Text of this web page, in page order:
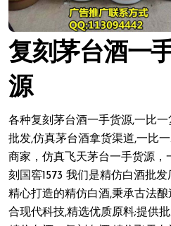
复刻茅台酒一
源
各种复刻茅台酒一手货源,一比一
批发,仿真茅台酒拿货渠道,一比
商家，仿真飞天茅台一手货源，
刻国窖1573 我们是精仿白酒批发
精心打造的精仿白酒,秉承古法酿
合现代科技,精选优质原料;提供